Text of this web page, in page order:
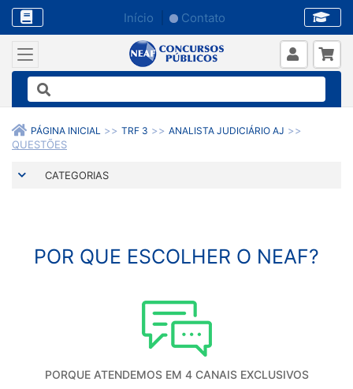
Início Contato
PÁGINA INICIAL TRF 3 ANALISTA JUDICIÁRIO AJ
QUESTÕES
CATEGORIAS
POR QUE ESCOLHER O NEAF?
PORQUE ATENDEMOS EM 4 CANAIS EXCLUSIVOS